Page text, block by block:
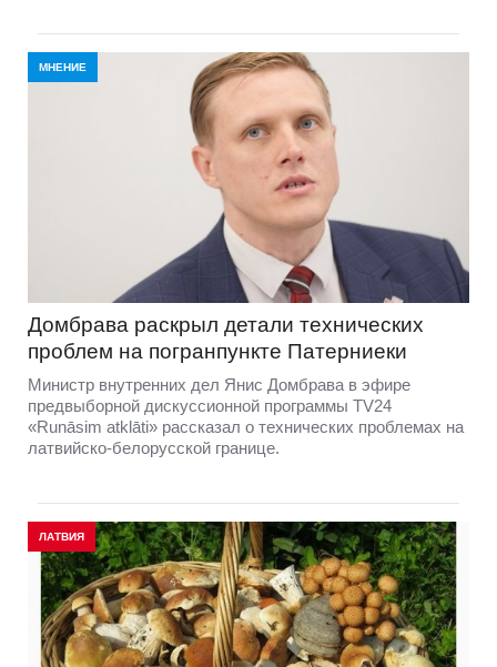
МНЕНИЕ
Домбравa раскрыл детали технических
проблем на погранпункте Патерниеки
Министр внутренних дел Янис Домбрава в эфире
предвыборной дискуссионной программы TV24
«Runāsim atklāti» рассказал о технических проблемах на
латвийско-белорусской границе.
ЛАТВИЯ